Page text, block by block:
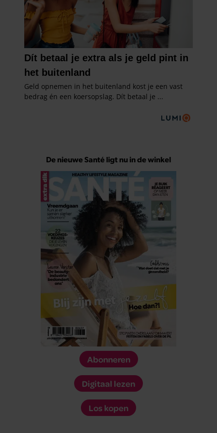
De nieuwe Santé ligt nu in de winkel
Abonneren
Digitaal lezen
Los kopen